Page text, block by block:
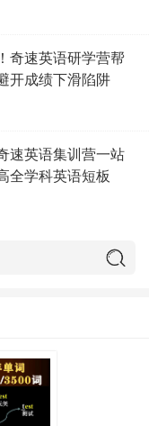
奇速英语研学营帮
开成绩下滑陷阱
速英语集训营一站
全学科英语短板